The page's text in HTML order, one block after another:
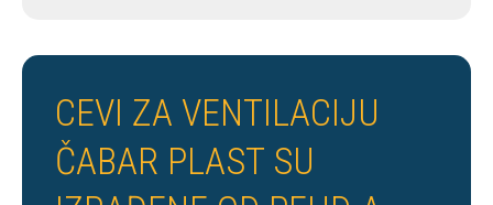
CEVI ZA VENTILACIJU
ČABAR PLAST SU